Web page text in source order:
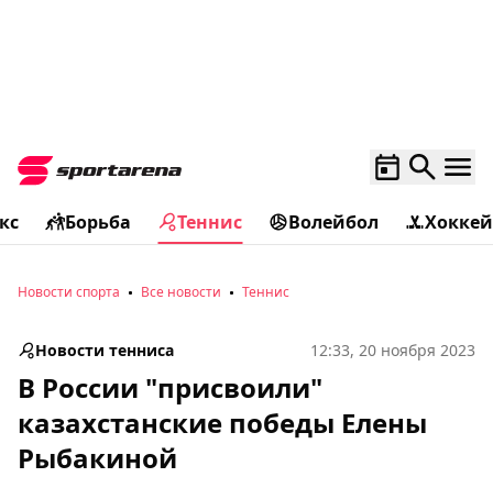
Борьба Теннис Волейбол Хоккей
Новости спорта Все новости Теннис
Новости тенниса 12:33, 20 ноября 2023
В России "присвоили"
казахстанские победы Елены
Рыбакиной